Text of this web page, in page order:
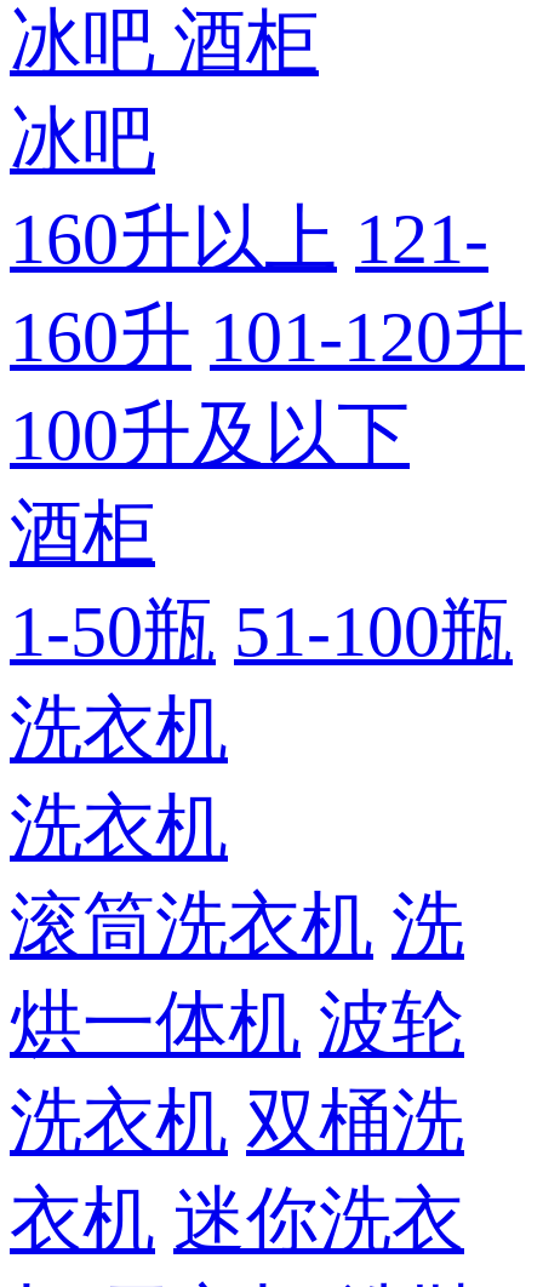
冰吧 酒柜
冰吧
160升以上 121-
160升 101-120升
100升及以下
酒柜
1-50瓶 51-100瓶
洗衣机
洗衣机
滚筒洗衣机 洗
烘一体机 波轮
洗衣机 双桶洗
衣机 迷你洗衣